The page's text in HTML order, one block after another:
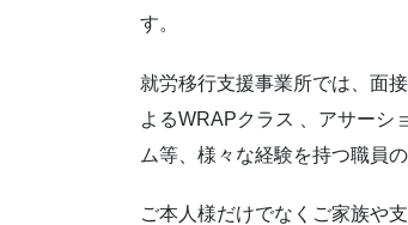
す。
就労移行支援事業所では、面
よるWRAPクラス 、アサーシ
ム等、様々な経験を持つ職員
ご本人様だけでなくご家族や